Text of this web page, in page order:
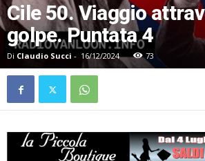
Cile 50. Viaggio
golpe. Puntata 4
Di Claudio Succi - 16/12/2024 73